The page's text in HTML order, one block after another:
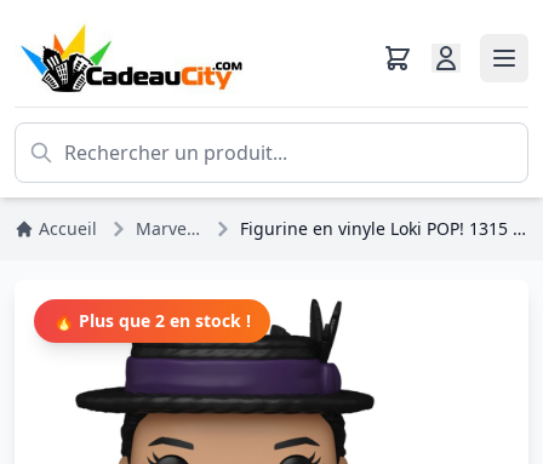
Accueil Marvel DC Comics Figurine en vinyle Loki POP! 1315 Renslayer avec Miss Minutes 9 cm
🔥 Plus que 2 en stock !